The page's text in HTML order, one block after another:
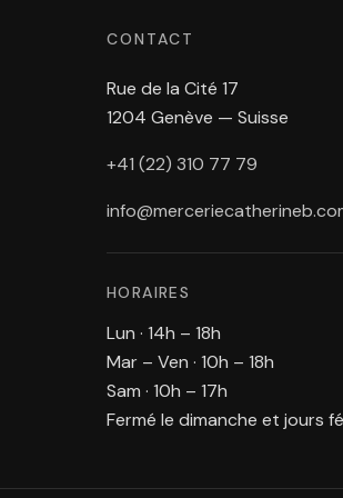
CONTACT
Rue de la Cité 17
1204 Genève — Suisse
+41 (22) 310 77 79
HORAIRES
Lun · 14h – 18h
Mar – Ven · 10h – 18h
Sam · 10h – 17h
Fermé le dimanche et jours